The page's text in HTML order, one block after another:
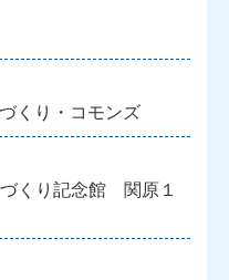
くり・コモンズ
くり記念館 関原１